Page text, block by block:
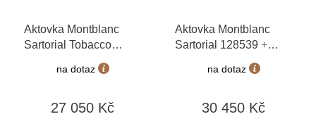
Aktovka Montblanc
Sartorial Tobacco
+ možnost
výměny do 90 dní +
hodnotě 1000Kč +
na dotaz
27 050 Kč
Aktovka Montblanc
Sartorial 128539 +
možnost výměny do 90
dní + dárkový poukaz v
toaletní voda
na dotaz
30 450 Kč